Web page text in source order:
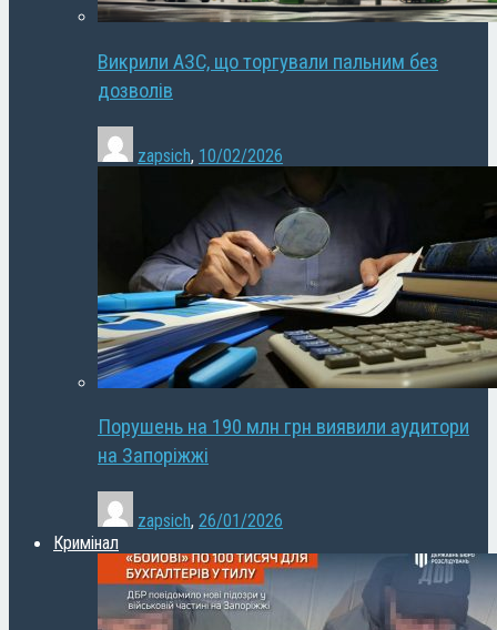
Викрили АЗС, що торгували пальним без
дозволів
zapsich, 10/02/2026
Порушень на 190 млн грн виявили аудитори
на Запоріжжі
zapsich, 26/01/2026
Кримінал